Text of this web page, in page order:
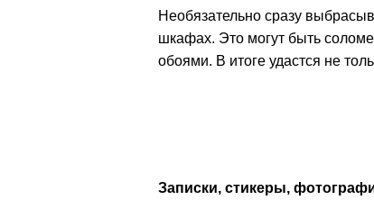
Необязательно сразу
шкафах. Это могут быть
обоями. В итоге удастся не
Записки, стикеры,